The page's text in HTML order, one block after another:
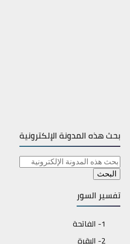
بحث هذه المدونة الإلكترونية
تفسير السور
1- الفاتحة
2- البقرة